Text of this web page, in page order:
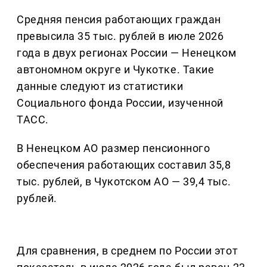
Средняя пенсия работающих граждан
превысила 35 тыс. рублей в июле 2026
года в двух регионах России — Ненецком
автономном округе и Чукотке. Такие
данные следуют из статистики
Социального фонда России, изученной
ТАСС.
В Ненецком АО размер пенсионного
обеспечения работающих составил 35,8
тыс. рублей, в Чукотском АО — 39,4 тыс.
рублей.
Для сравнения, в среднем по России этот